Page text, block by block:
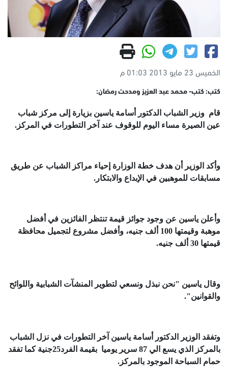
الخميس 23 مايو 2013 01:03 م
كتب: كتب- محمد عبد العزيز ومدحت رمضان:
قام وزير الشباب الدكتور أسامة ياسين بزيارة إلى مركز شباب
عين الصيرة مساء اليوم للوقوف عند آخر التطورات في المركز.
وأكد الوزير أن هدف خطة الوزارة إحياء مراكز الشباب عن طريق
مسابقات للموهبين في الإبداع والابتكار.
وأعلن ياسين عن وجود جوائز قيمة تنتظر الفائزين في أفضل
موهبة وقيمتها 100 ألف جنيه، وأفضل مشروع لتجميل محافظة
قيمتها 30 ألف جنيه.
وقال ياسين "نحن نبذل ونسعي لتطوير المنشآت الشبابية واللوائح
والقوانين".
وتفقد الوزير الدكتور أسامة ياسين آخر التطورات في نزل الشباب
بالمركز الذي يسع الي 87 سرير يوميا بقيمة الفرد25جنية كما تفقد
حمام السباحة الموجود بالمركز.